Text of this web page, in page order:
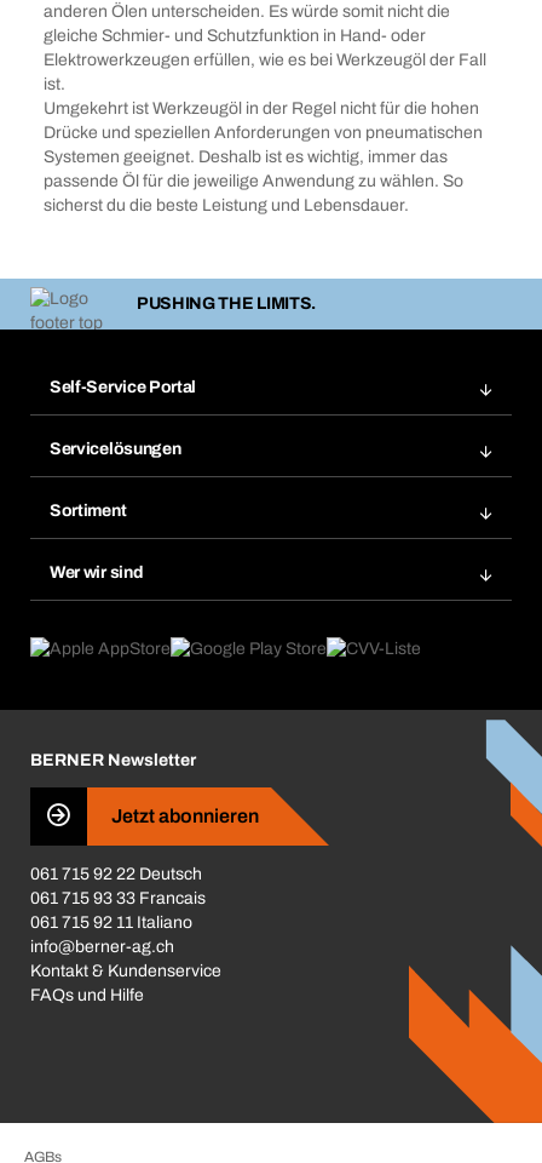
anderen Ölen unterscheiden. Es würde somit nicht die
gleiche Schmier- und Schutzfunktion in Hand- oder
Elektrowerkzeugen erfüllen, wie es bei Werkzeugöl der Fall
ist.
Umgekehrt ist Werkzeugöl in der Regel nicht für die hohen
Drücke und speziellen Anforderungen von pneumatischen
Systemen geeignet. Deshalb ist es wichtig, immer das
passende Öl für die jeweilige Anwendung zu wählen. So
sicherst du die beste Leistung und Lebensdauer.
PUSHING THE LIMITS.
Self-Service Portal
Merklisten
Nachbestellung
Dauerauftrag
Servicelösungen
Gefahrenstoffdatenbank
eProcurement
Produktfinder
Sortiment
Wer wir sind
Was uns antreibt
Business Conduct
BERNER Newsletter
Jetzt abonnieren
061 715 92 22 Deutsch
061 715 93 33 Francais
061 715 92 11 Italiano
info@berner-ag.ch
Kontakt & Kundenservice
FAQs und Hilfe
AGBs